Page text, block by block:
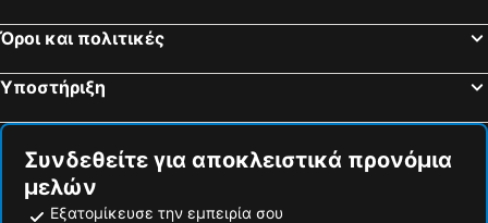
Όροι και πολιτικές
Υποστήριξη
Συνδεθείτε για αποκλειστικά προνόμια
μελών
Εξατομίκευσε την εμπειρία σου